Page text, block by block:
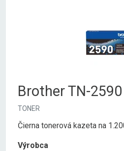
Brother TN-2590
TONER
Čierna tonerová kazeta na
Výrobca